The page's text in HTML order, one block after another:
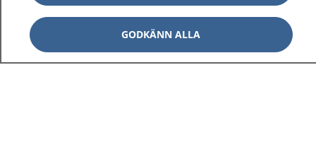
1177 ger dig råd när du vill må bättre.
GODKÄNN ALLA